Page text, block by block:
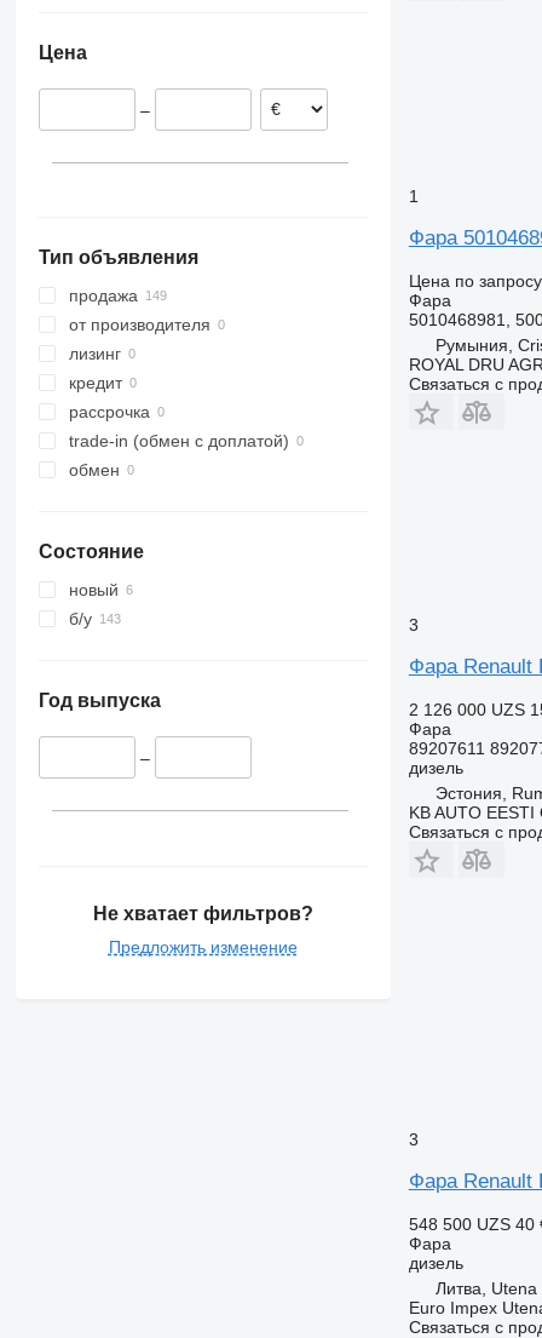
Румыния
Нидерланды
Цена
–
Тип объявления
продажа
от производителя
лизинг
кредит
рассрочка
trade-in (обмен с доплатой)
обмен
Состояние
новый
б/у
Год выпуска
–
Не хватает фильтров?
Предложить изменение
1
Фара
Цена по запросу
Фара
5010468981,
Румыния,
ROYAL DRU
Связаться с
3
Фара Renault
2 126 000 UZS
Фара
89207611
дизель
Эстония,
KB AUTO EESTI
Связаться с
3
Фара Renault
548 500 UZS 40
Фара
дизель
Литва, Utena
Euro Impex
Связаться с